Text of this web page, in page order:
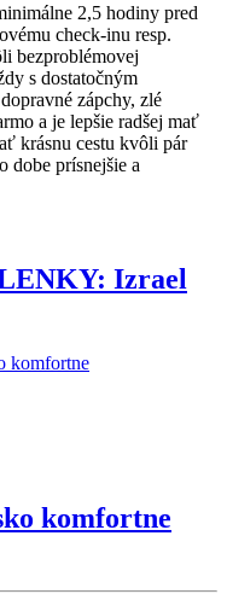
2,5 hodiny pred
check-inu resp.
bezproblémovej
s dostatočným
zápchy, zlé
a je lepšie radšej mať
krásnu cestu kvôli pár
dobe prísnejšie a
Izrael
komfortne